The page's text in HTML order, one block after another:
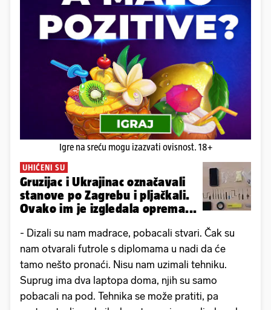
Igre na sreću mogu izazvati ovisnost. 18+
UHIĆENI SU
Gruzijac i Ukrajinac označavali
stanove po Zagrebu i pljačkali.
Ovako im je izgledala oprema...
- Dizali su nam madrace, pobacali stvari. Čak su
nam otvarali futrole s diplomama u nadi da će
tamo nešto pronaći. Nisu nam uzimali tehniku.
Suprug ima dva laptopa doma, njih su samo
pobacali na pod. Tehnika se može pratiti, pa